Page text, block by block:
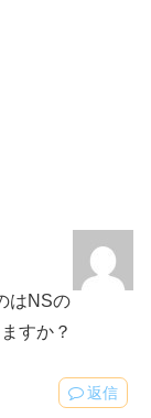
はNSの
すか？
返信